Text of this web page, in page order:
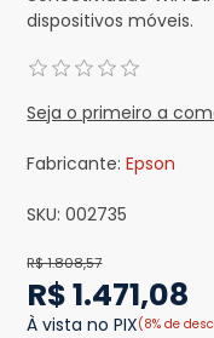
dispositivos móveis.
Seja o primeiro a
Fabricante: Epson
SKU: 002735
R$ 1.808,57
R$ 1.471,08
À vista no PIX(8% de